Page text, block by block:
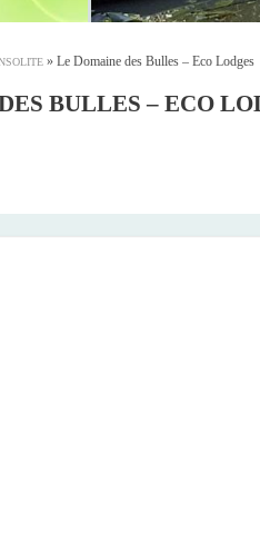
» Le Domaine des Bulles – Eco Lodges
BULLES – ECO